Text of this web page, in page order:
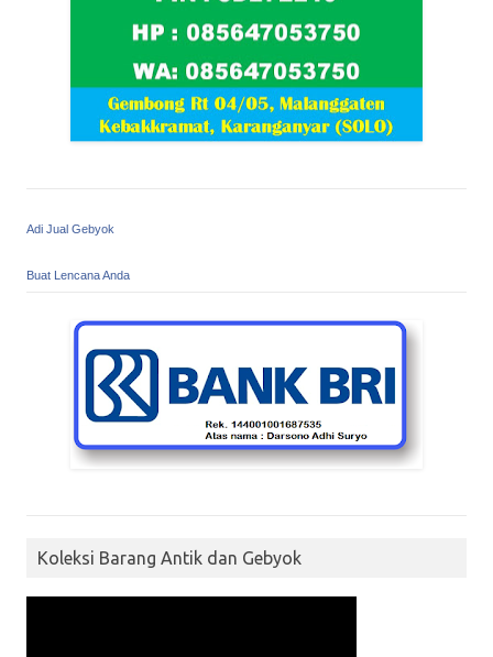
Adi Jual Gebyok
Buat Lencana Anda
Koleksi Barang Antik dan Gebyok